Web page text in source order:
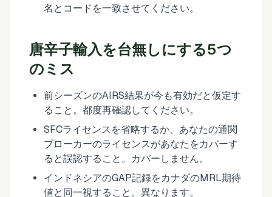
名とコードを一致させてください。
唐辛子輸入を台無しにする5つ
のミス
前シーズンのAIRS結果が今も有効だと仮定す
ること。都度再確認してください。
SFCライセンスを省略するか、あなたの通関
ブローカーのライセンスがあなたをカバーす
ると誤認すること。カバーしません。
インドネシアのGAP記録をカナダのMRL期待
値と同一視すること。異なります。